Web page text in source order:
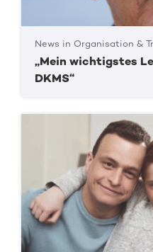
News in Organisation &
„Mein wichtigstes
DKMS“